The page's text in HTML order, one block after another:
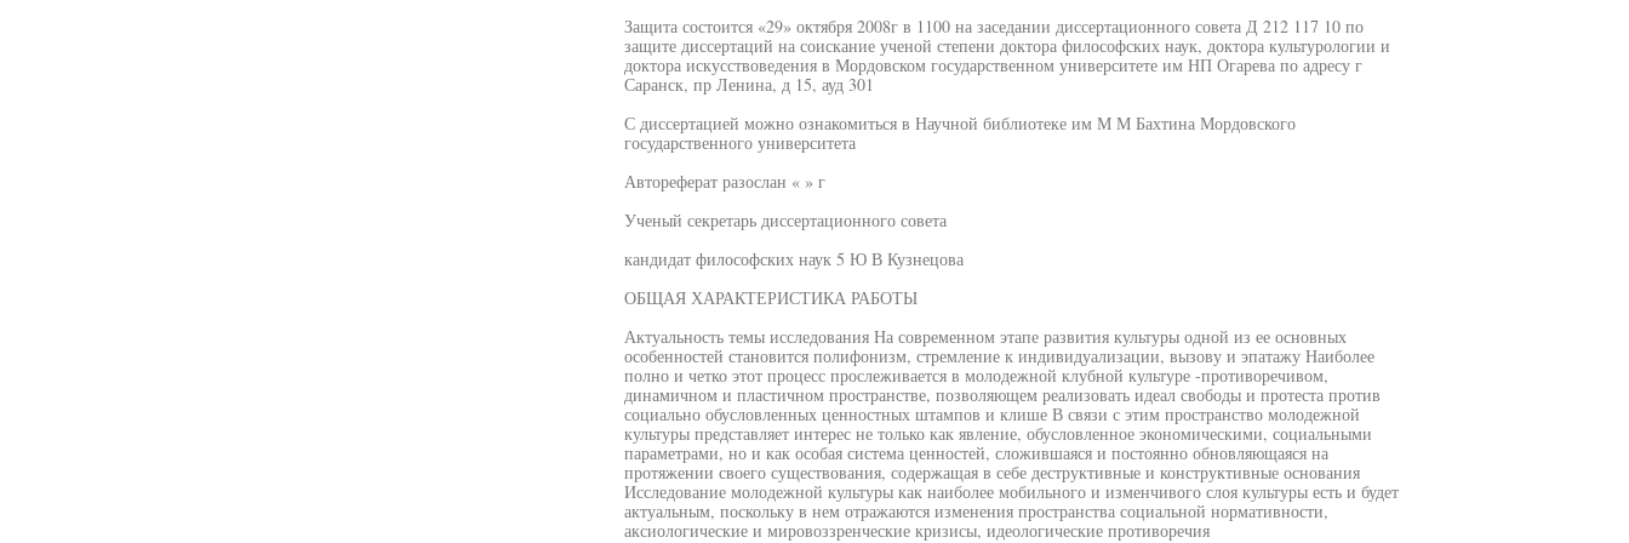
Защита состоится «29» октября 2008г в 1100 на заседании диссертационного совета Д 212 117 10 по
защите диссертаций на соискание ученой степени доктора философских наук, доктора культурологии и
доктора искусствоведения в Мордовском государственном университете им НП Огарева по адресу г
Саранск, пр Ленина, д 15, ауд 301
С диссертацией можно ознакомиться в Научной библиотеке им М М Бахтина Мордовского
государственного университета
Автореферат разослан « » г
Ученый секретарь диссертационного совета
кандидат философских наук 5 Ю В Кузнецова
ОБЩАЯ ХАРАКТЕРИСТИКА РАБОТЫ
Актуальность темы исследования На современном этапе развития культуры одной из ее основных
особенностей становится полифонизм, стремление к индивидуализации, вызову и эпатажу Наиболее
полно и четко этот процесс прослеживается в молодежной клубной культуре -противоречивом,
динамичном и пластичном пространстве, позволяющем реализовать идеал свободы и протеста против
социально обусловленных ценностных штампов и клише В связи с этим пространство молодежной
культуры представляет интерес не только как явление, обусловленное экономическими, социальными
параметрами, но и как особая система ценностей, сложившаяся и постоянно обновляющаяся на
протяжении своего существования, содержащая в себе деструктивные и конструктивные основания
Исследование молодежной культуры как наиболее мобильного и изменчивого слоя культуры есть и будет
актуальным, поскольку в нем отражаются изменения пространства социальной нормативности,
аксиологические и мировоззренческие кризисы, идеологические противоречия